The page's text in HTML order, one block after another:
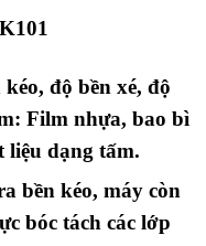
độ bền xé, độ
Film nhựa, bao bì
liệu dạng tấm.
bền kéo, máy còn
bóc tách các lớp